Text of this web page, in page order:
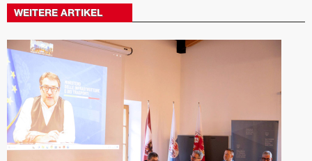
WEITERE ARTIKEL